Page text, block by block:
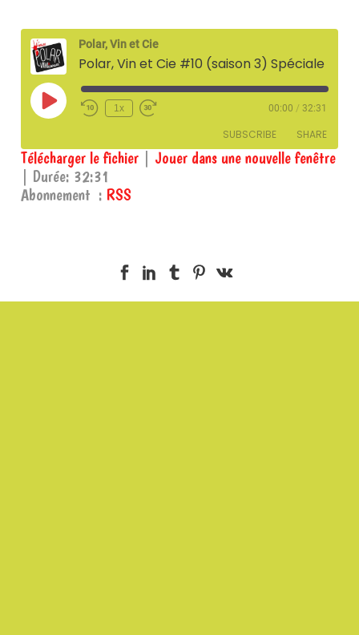
Polar, Vin et Cie
Play
Episode
1x 00:00 / 32:31
SUBSCRIBE SHARE
RSS
SHARE
Télécharger le fichier
Jouer dans une nouvelle fenêtre
Durée: 32:31
Abonnement : RSS